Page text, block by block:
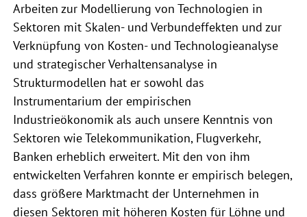
Arbeiten zur Modellierung von Technologien in
Sektoren mit Skalen- und Verbundeffekten und zur
Verknüpfung von Kosten- und Technologieanalyse
und strategischer Verhaltensanalyse in
Strukturmodellen hat er sowohl das
Instrumentarium der empirischen
Industrieökonomik als auch unsere Kenntnis von
Sektoren wie Telekommunikation, Flugverkehr,
Banken erheblich erweitert. Mit den von ihm
entwickelten Verfahren konnte er empirisch belegen,
dass größere Marktmacht der Unternehmen in
diesen Sektoren mit höheren Kosten für Löhne und